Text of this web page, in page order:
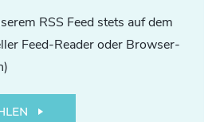
RSS Feed stets auf dem
Feed-Reader oder Browser-